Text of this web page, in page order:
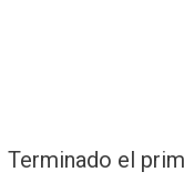
Terminado el